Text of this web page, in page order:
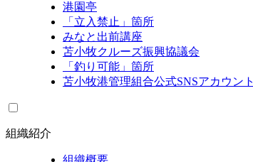
港園亭
「立入禁止」箇所
みなと出前講座
苫小牧クルーズ振興協議会
「釣り可能」箇所
苫小牧港管理組合公式SNSアカウント
組織紹介
組織概要